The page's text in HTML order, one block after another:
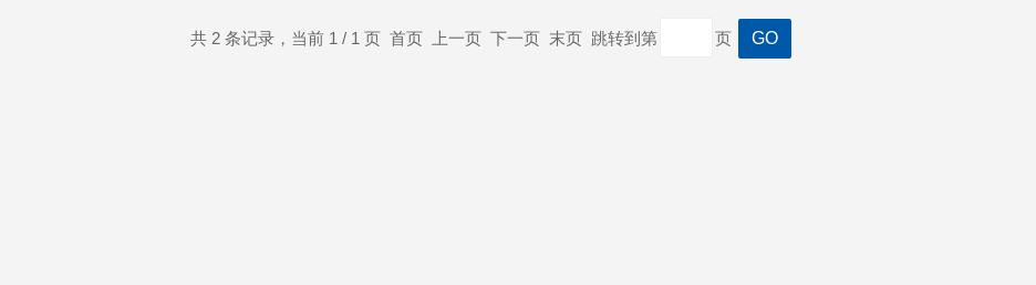
共 2 条记录，当前 1 / 1 页 首页 上一页 下一页 末页 跳转到第 页